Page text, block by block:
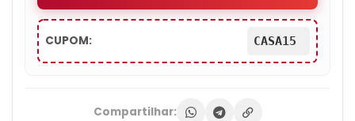
CUPOM: CASA15
Compartilhar: